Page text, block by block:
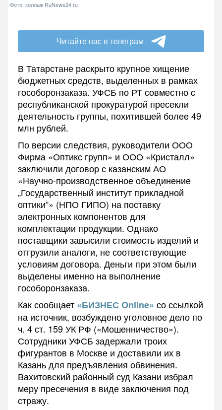
Фото: коллаж RuNews24.ru
Читайте нас в телеграм
В Татарстане раскрыто крупное хищение
бюджетных средств, выделенных в рамках
гособоронзаказа. УФСБ по РТ совместно с
республиканской прокуратурой пресекли
деятельность группы, похитившей более 49
млн рублей.
По версии следствия, руководители ООО
Фирма «Оптикс групп» и ООО «Кристалл»
заключили договор с казанским АО
«Научно-производственное объединение
„Государственный институт прикладной
оптики“» (НПО ГИПО) на поставку
электронных компонентов для
комплектации продукции. Однако
поставщики завысили стоимость изделий и
отгрузили аналоги, не соответствующие
условиям договора. Деньги при этом были
выделены именно на выполнение
гособоронзаказа.
Как сообщает «БИЗНЕС Online» со ссылкой
на источник, возбуждено уголовное дело по
ч. 4 ст. 159 УК РФ («Мошенничество»).
Сотрудники УФСБ задержали троих
фигурантов в Москве и доставили их в
Казань для предъявления обвинения.
Вахитовский районный суд Казани избрал
меру пресечения в виде заключения под
стражу.